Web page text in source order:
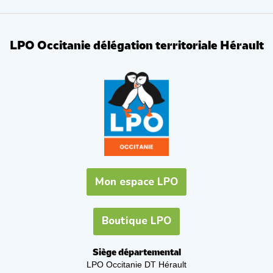
LPO Occitanie délégation territoriale Hérault
Mon espace LPO
Boutique LPO
Siège départemental
LPO Occitanie DT Hérault